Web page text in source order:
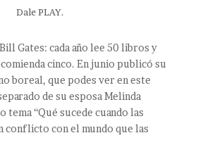
Dale PLAY.
Gates: cada año lee 50 libros y
cinco. En junio publicó su
boreal, que podes ver en este
de su esposa Melinda
tema “Qué sucede cuando las
conflicto con el mundo que las